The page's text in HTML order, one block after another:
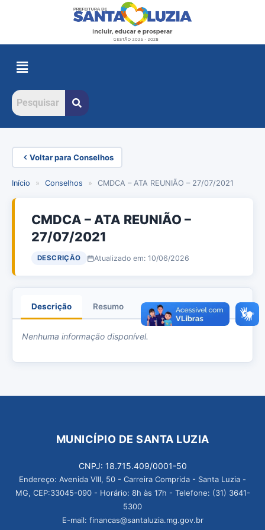
Voltar para Conselhos
Início » Conselhos » CMDCA – ATA REUNIÃO – 27/07/2021
CMDCA – ATA REUNIÃO –
27/07/2021
DESCRIÇÃO Atualizado em: 10/06/2026
Descrição Resumo Anexos
Nenhuma informação disponível.
MUNICÍPIO DE SANTA LUZIA
CNPJ: 18.715.409/0001-50
Endereço: Avenida VIII, 50 - Carreira Comprida - Santa Luzia -
MG, CEP:33045-090 - Horário: 8h às 17h - Telefone: (31) 3641-
5300
E-mail: financas@santaluzia.mg.gov.br